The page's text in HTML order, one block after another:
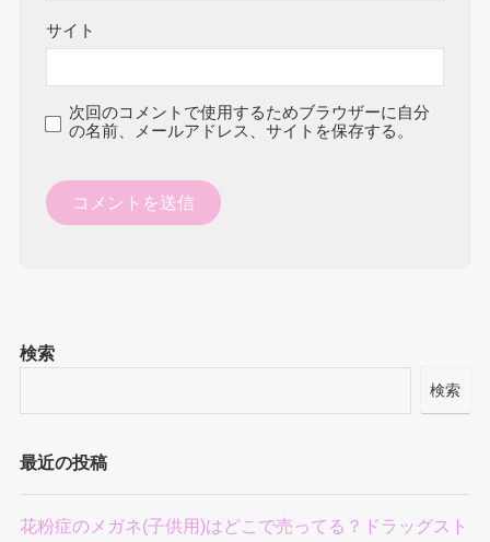
サイト
次回のコメントで使用するためブラウザーに自分
の名前、メールアドレス、サイトを保存する。
検索
検索
最近の投稿
花粉症のメガネ(子供用)はどこで売ってる？ドラッグスト